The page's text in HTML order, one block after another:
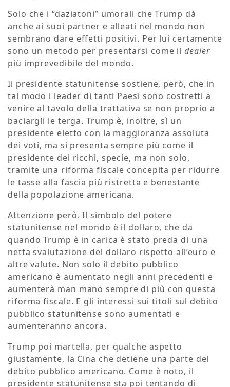
Solo che i “daziatoni” umorali che Trump dà
anche ai suoi partner e alleati nel mondo non
sembrano dare effetti positivi. Per lui certamente
sono un metodo per presentarsi come ildealer
più imprevedibile del mondo.
Il presidente statunitense sostiene, però, che in
tal modo i leader di tanti Paesi sono costretti a
venire al tavolo della trattativa se non proprio a
baciargli le terga. Trump è, inoltre, sì un
presidente eletto con la maggioranza assoluta
dei voti, ma si presenta sempre più come il
presidente dei ricchi, specie, ma non solo,
tramite una riforma fiscale concepita per ridurre
le tasse alla fascia più ristretta e benestante
della popolazione americana.
Attenzione però. Il simbolo del potere
statunitense nel mondo è il dollaro, che da
quando Trump è in carica è stato preda di una
netta svalutazione del dollaro rispetto all’euro e
altre valute. Non solo il debito pubblico
americano è aumentato negli anni precedenti e
aumenterà man mano sempre di più con questa
riforma fiscale. E gli interessi sui titoli sul debito
pubblico statunitense sono aumentati e
aumenteranno ancora.
Trump poi martella, per qualche aspetto
giustamente, la Cina che detiene una parte del
debito pubblico americano. Come è noto, il
presidente statunitense sta poi tentando di